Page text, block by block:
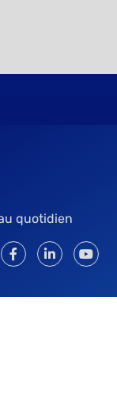
quotidien